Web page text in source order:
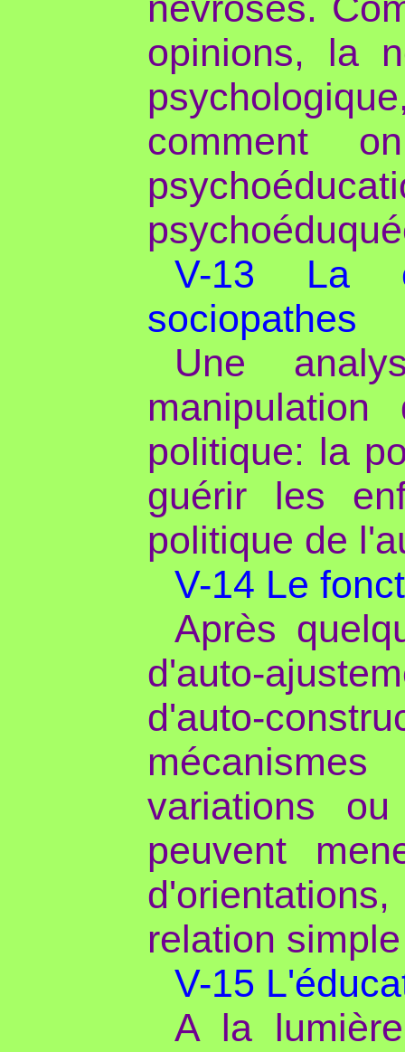
opinions, la
comment
V-13 La
sociopathes
Une
politique: la
guérir les
politique de
V-14 Le
Après
d'auto-
d'auto-
variations
peuvent
relation
V-15
A la